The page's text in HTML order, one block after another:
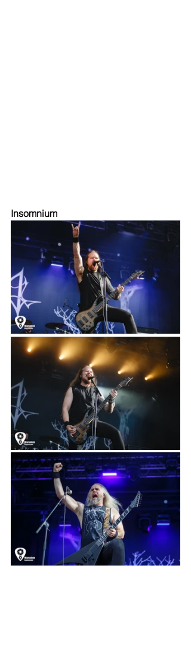
Insomnium